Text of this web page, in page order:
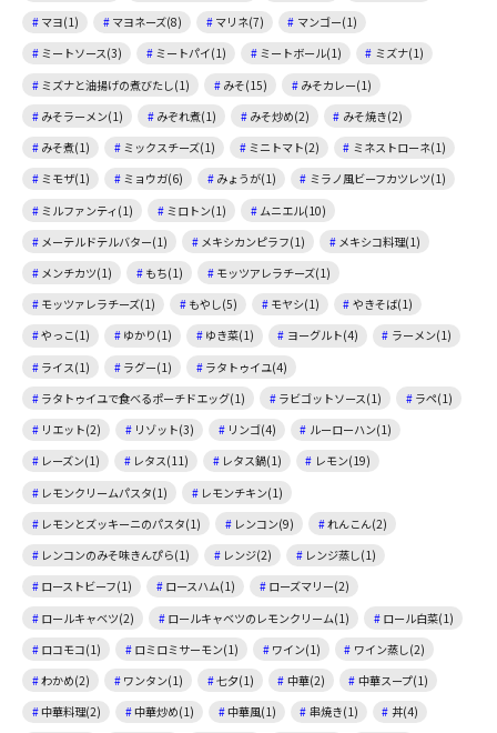
マヨ(1)
マヨネーズ(8) マリネ(7)
マンゴー(1)
ミートソース(3)
ミートパイ(1) ミートボール(1)
ミズナ(1)
ミズナと油揚げの煮びたし(1)
みそ(15)
みそカレー(1)
みそラーメン(1)
みぞれ煮(1) みそ炒め(2)
みそ焼き(2)
みそ煮(1)
ミックスチーズ(1) ミニトマト(2)
ミネストローネ(1)
ミモザ(1)
ミョウガ(6) みょうが(1)
ミラノ風ビーフカツレツ(1)
ミルファンティ(1)
ミロトン(1)
ムニエル(10)
メーテルドテルバター(1)
メキシカンピラフ(1)
メキシコ料理(1)
メンチカツ(1)
もち(1)
モッツアレラチーズ(1)
モッツァレラチーズ(1)
もやし(5) モヤシ(1)
やきそば(1)
やっこ(1)
ゆかり(1) ゆき菜(1) ヨーグルト(4)
ラーメン(1)
ライス(1)
ラグー(1)
ラタトゥイユ(4)
ラタトゥイユで食べるポーチドエッグ(1)
ラビゴットソース(1)
ラペ(1)
リエット(2)
リゾット(3) リンゴ(4)
ルーローハン(1)
レーズン(1)
レタス(11) レタス鍋(1)
レモン(19)
レモンクリームパスタ(1)
レモンチキン(1)
レモンとズッキーニのパスタ(1)
レンコン(9)
れんこん(2)
レンコンのみそ味きんぴら(1)
レンジ(2)
レンジ蒸し(1)
ローストビーフ(1)
ロースハム(1)
ローズマリー(2)
ロールキャベツ(2)
ロールキャベツのレモンクリーム(1)
ロール白菜(1)
ロコモコ(1)
ロミロミサーモン(1) ワイン(1)
ワイン蒸し(2)
わかめ(2)
ワンタン(1) 七夕(1) 中華(2)
中華スープ(1)
中華料理(2)
中華炒め(1) 中華風(1) 串焼き(1)
丼(4)